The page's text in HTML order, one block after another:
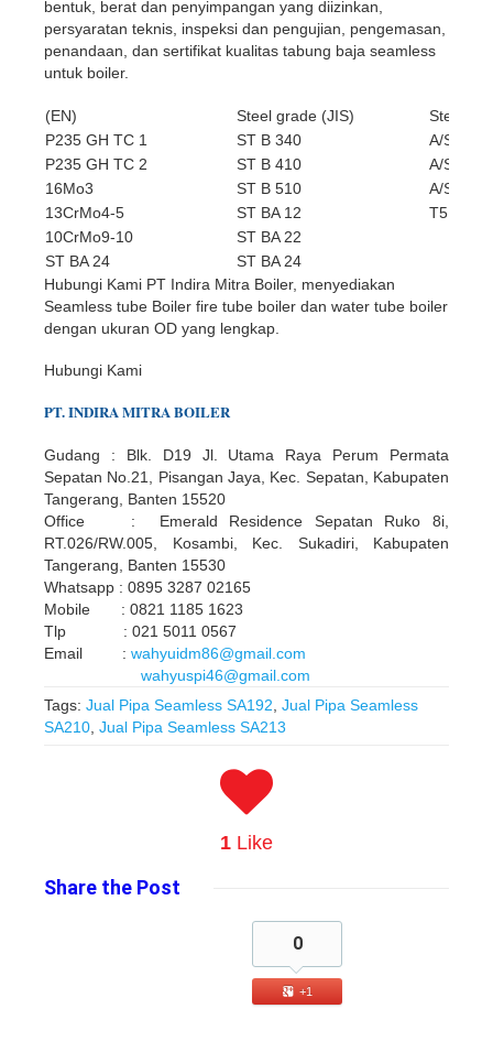
bentuk, berat dan penyimpangan yang diizinkan,
persyaratan teknis, inspeksi dan pengujian, pengemasan,
penandaan, dan sertifikat kualitas tabung baja seamless
untuk boiler.
(EN) Steel grade (JIS)
Steel
P235 GH TC 1
ST B 340
A/SA 192
P235 GH TC 2
ST B 410
A/SA 210
16Mo3
ST B 510
A/SA 213
13CrMo4-5
ST BA 12
T5, T11,
10CrMo9-10
ST BA 22
ST BA 24
ST BA 24
Hubungi Kami PT Indira Mitra Boiler, menyediakan
Seamless tube Boiler fire tube boiler dan water tube boiler
dengan ukuran OD yang lengkap.
Hubungi Kami
PT.INDIRAMITRA BOILER
Gudang : Blk. D19 Jl. Utama Raya Perum Permata
Sepatan No.21, Pisangan Jaya, Kec. Sepatan, Kabupaten
Tangerang, Banten 15520
Office : Emerald Residence Sepatan Ruko 8i,
RT.026/RW.005, Kosambi, Kec. Sukadiri, Kabupaten
Tangerang, Banten 15530
Whatsapp : 0895 3287 02165
Mobile : 0821 1185 1623
Tlp : 021 5011 0567
Email : wahyuidm86@gmail.com
wahyuspi46@gmail.com
Tags: Jual Pipa Seamless SA192 Jual Pipa Seamless
SA210 Jual Pipa Seamless SA213
1 Like
Share the Post
0
+1